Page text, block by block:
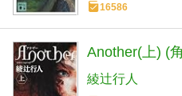
16586
Another(上) (
綾辻行人